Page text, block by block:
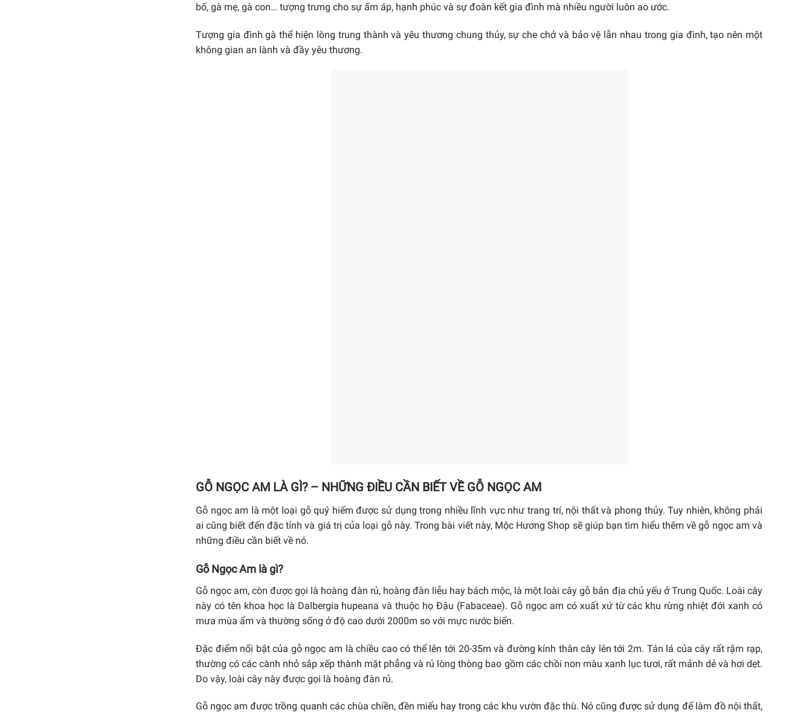
bố, gà mẹ, gà con… tượng trưng cho sự ấm áp, hạnh phúc và sự đoàn kết gia đình mà nhiều người luôn ao ước.
Tượng gia đình gà thể hiện lòng trung thành và yêu thương chung thủy, sự che chở và bảo vệ lẫn nhau trong gia đình, tạo nên một
không gian an lành và đầy yêu thương.
GỖ NGỌC AM LÀ GÌ? – NHỮNG ĐIỀU CẦN BIẾT VỀ GỖ NGỌC AM
Gỗ ngọc am là một loại gỗ quý hiếm được sử dụng trong nhiều lĩnh vực như trang trí, nội thất và phong thủy. Tuy nhiên, không phải
ai cũng biết đến đặc tính và giá trị của loại gỗ này. Trong bài viết này, Mộc Hương Shop sẽ giúp bạn tìm hiểu thêm về gỗ ngọc am và
những điều cần biết về nó.
Gỗ Ngọc Am là gì?
Gỗ ngọc am, còn được gọi là hoàng đàn rủ, hoàng đàn liễu hay bách mộc, là một loài cây gỗ bản địa chủ yếu ở Trung Quốc. Loài cây
này có tên khoa học là Dalbergia hupeana và thuộc họ Đậu (Fabaceae). Gỗ ngọc am có xuất xứ từ các khu rừng nhiệt đới xanh có
mưa mùa ẩm và thường sống ở độ cao dưới 2000m so với mực nước biển.
Đặc điểm nổi bật của gỗ ngọc am là chiều cao có thể lên tới 20-35m và đường kính thân cây lên tới 2m. Tán lá của cây rất rậm rạp,
thường có các cành nhỏ sắp xếp thành mặt phẳng và rủ lòng thòng bao gồm các chồi non màu xanh lục tươi, rất mảnh dẻ và hơi dẹt.
Do vậy, loài cây này được gọi là hoàng đàn rủ.
Gỗ ngọc am được trồng quanh các chùa chiền, đền miếu hay trong các khu vườn đặc thù. Nó cũng được sử dụng để làm đồ nội thất,